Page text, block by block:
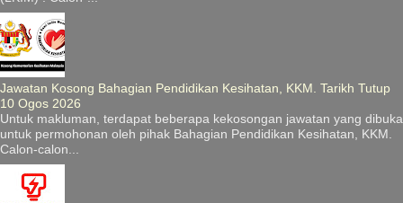
Jawatan Kosong Bahagian Pendidikan Kesihatan, KKM. Tarikh Tutup
10 Ogos 2026
Untuk makluman, terdapat beberapa kekosongan jawatan yang dibuka
untuk permohonan oleh pihak Bahagian Pendidikan Kesihatan, KKM.
Calon-calon...